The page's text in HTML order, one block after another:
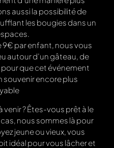
aussi la possibilité de
les bougies dans un
9€ par enfant, nous vous
autour d’un gâteau, de
que cet événement
souvenir encore plus
venir ? Êtes-vous prêt à le
cas, nous sommes là pour
jeune ou vieux, vous
idéal pour vous lâcher et